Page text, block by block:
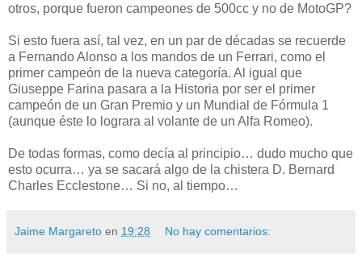
otros, porque fueron campeones de 500cc y no de MotoGP?
Si esto fuera así, tal vez, en un par de décadas se recuerde
a Fernando Alonso a los mandos de un Ferrari, como el
primer campeón de la nueva categoría. Al igual que
Giuseppe Farina pasara a la Historia por ser el primer
campeón de un Gran Premio y un Mundial de Fórmula 1
(aunque éste lo lograra al volante de un Alfa Romeo).
De todas formas, como decía al principio… dudo mucho que
esto ocurra… ya se sacará algo de la chistera D. Bernard
Charles Ecclestone… Si no, al tiempo…
Jaime Margareto en 19:28 No hay comentarios: